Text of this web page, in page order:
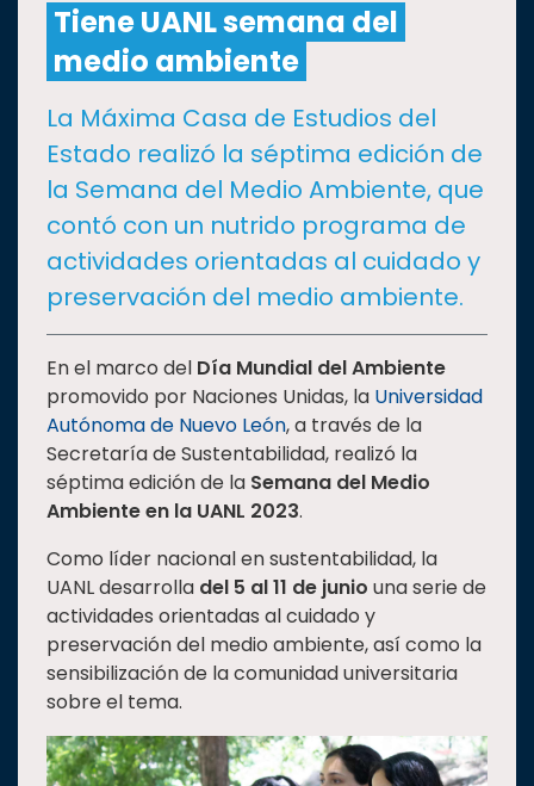
CULTURA
DEPORTES
I+D+I EXPERTOS
SALUD
SUSTENTABILIDAD
TEMAS
Oferta
Estudiantes
Rectoría
Investigación
Internacionalización
Responsabilidad
social
Tiene UANL semana del
medio ambiente
La Máxima Casa de Estudios del
Estado realizó la séptima edición de
la Semana del Medio Ambiente, que
contó con un nutrido programa de
actividades orientadas al cuidado y
preservación del medio ambiente.
En el marco del Día Mundial del Ambiente
promovido por Naciones Unidas, la Universidad
Autónoma de Nuevo León, a través de la
Secretaría de Sustentabilidad, realizó la
séptima edición de la Semana del Medio
Ambiente en la UANL 2023.
Como líder nacional en sustentabilidad, la
UANL desarrolla del 5 al 11 de junio una serie de
actividades orientadas al cuidado y
preservación del medio ambiente, así como la
sensibilización de la comunidad universitaria
sobre el tema.